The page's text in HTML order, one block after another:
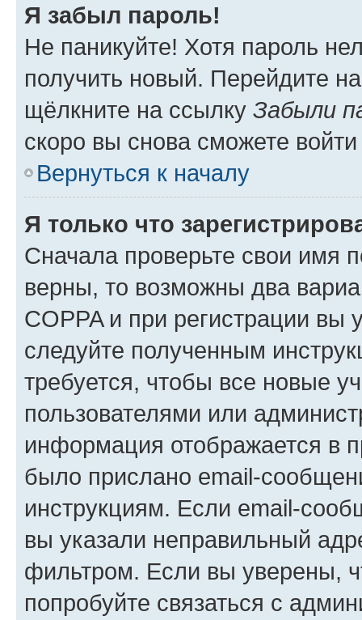
Я забыл пароль!
Не паникуйте! Хотя пароль
получить новый. Перейдите
щёлкните на ссылку Забыли
скоро вы снова сможете
Вернуться к началу
Я только что
Сначала проверьте свои имя
верны, то возможны два
COPPA и при регистрации вы
следуйте полученным
требуется, чтобы все новые
пользователями или
информация отображается в
было прислано email-
инструкциям. Если email-
вы указали неправильный
фильтром. Если вы уверены,
попробуйте связаться с